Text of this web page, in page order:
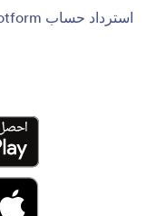
استرداد حساب Jotform